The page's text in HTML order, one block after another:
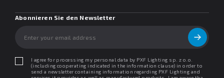
Abonnieren Sie den Newsletter
I agree for processing my personal data by PXF Lighting sp. z o.o.
(including cooperating indicated in the information clause) in order to
send a newsletter containing information regarding PXF Lighting and